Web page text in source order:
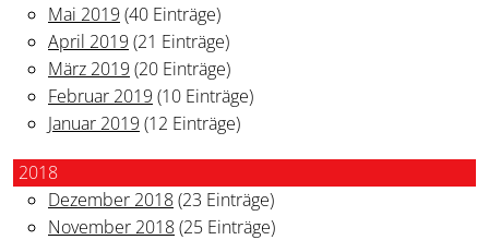
Mai 2019 (40 Einträge)
April 2019 (21 Einträge)
März 2019 (20 Einträge)
Februar 2019 (10 Einträge)
Januar 2019 (12 Einträge)
2018
Dezember 2018(23 Einträge)
November 2018(25 Einträge)